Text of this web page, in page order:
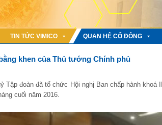
TIN TỨC VIMICO QUAN HỆ CỔ ĐÔNG
khen của Thủ tướng Chính phủ
Tập đoàn đã tổ chức Hội nghị Ban chấp hành
cuối năm 2016.